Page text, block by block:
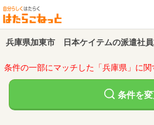
兵庫県加東市 日本ケイテムの派遣社
条件の一部にマッチした「兵庫県」に関
条件を